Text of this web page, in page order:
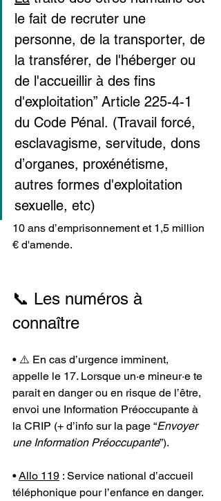
le fait de recruter une
personne, de la transporter, de
la transférer, de l'héberger ou
de l'accueillir à des fins
d'exploitation” Article 225-4-1
du Code Pénal. (Travail forcé,
esclavagisme, servitude, dons
d’organes, proxénétisme,
autres formes d'exploitation
sexuelle, etc)
10 ans d’emprisonnement et 1,5 million
€ d'amende.
📞 Les numéros à
connaître
• ⚠️ En cas d’urgence imminent,
appelle le 17. Lorsque un·e mineur·e te
parait en danger ou en risque de l’être,
envoi une Information Préoccupante à
la CRIP (+ d’info sur la page “Envoyer
une Information Préoccupante”).
• Allo 119 : Service national d’accueil
téléphonique pour l’enfance en danger.